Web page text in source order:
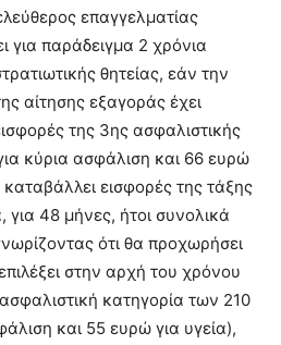
επαγγελματίας
για παράδειγμα 2 χρόνια
θητείας, εάν την
αίτησης εξαγοράς έχει
της 3ης ασφαλιστικής
κύρια ασφάλιση και 66 ευρώ
εισφορές της τάξης
48 μήνες, ήτοι συνολικά
ότι θα προχωρήσει
στην αρχή του χρόνου
κατηγορία των 210
και 55 ευρώ για υγεία),